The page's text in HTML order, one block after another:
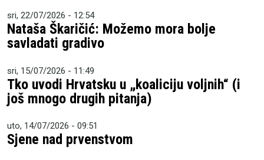
sri, 22/07/2026 - 12:54
Nataša Škaričić: Možemo mora bolje
savladati gradivo
sri, 15/07/2026 - 11:49
Tko uvodi Hrvatsku u „koaliciju voljnih“ (i
još mnogo drugih pitanja)
uto, 14/07/2026 - 09:51
Sjene nad prvenstvom